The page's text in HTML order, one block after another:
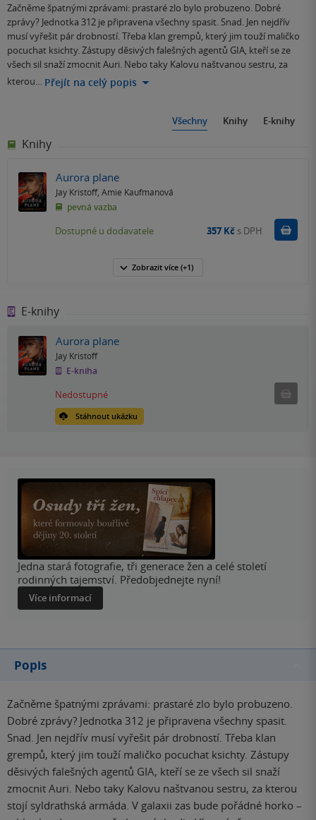
Začněme špatnými zprávami: prastaré zlo bylo probuzeno. Dobré
zprávy? Jednotka 312 je připravena všechny spasit. Snad. Jen nejdřív
musí vyřešit pár drobností. Třeba klan grempů, který jim touží maličko
pocuchat ksichty. Zástupy děsivých falešných agentů GIA, kteří se ze
všech sil snaží zmocnit Auri. Nebo taky Kalovu naštvanou sestru, za
kterou… Přejít na celý popis
Všechny Knihy E-knihy
Knihy
Aurora plane
Jay Kristoff, Amie Kaufmanová
pevná vazba
Dostupné u dodavatele 357 Kč s DPH
Zobrazit více (+1)
E-knihy
Aurora plane
Jay Kristoff
E-kniha
Stáhnout ukázku
Nedostupné
Jedna stará fotografie, tři generace žen a celé století
rodinných tajemství. Předobjednejte nyní!
Více informací
Popis
Začněme špatnými zprávami: prastaré zlo bylo probuzeno.
Dobré zprávy? Jednotka 312 je připravena všechny spasit.
Snad. Jen nejdřív musí vyřešit pár drobností. Třeba klan
grempů, který jim touží maličko pocuchat ksichty. Zástupy
děsivých falešných agentů GIA, kteří se ze všech sil snaží
zmocnit Auri. Nebo taky Kalovu naštvanou sestru, za kterou
stojí syldrathská armáda. V galaxii zas bude pořádné horko –